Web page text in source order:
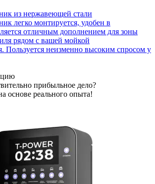
из нержавеющей стали
легко монтируется, удобен в
отличным дополнением для зоны
рядом с вашей мойкой
Пользуется неизменно высоким спросом у
прибыльное дело?
основе реального опыта!